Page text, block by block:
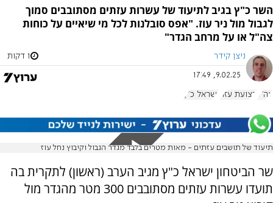
השר כ"ץ בגיב לתיעוד של עשרות עזתים מסתובבים סמוך
לגבול מול ניר עוז. "אפס סובלנות לכל מי שיאיים על כוחות
צה"ל או על מרחב הגדר"
ניצן קידר 1 דקות
9.02.25, 17:49
צה"ל רצועת עזה ישראל כ"ץ
תיעוד של תושבים עזתים - מאות מטרים בלבד מגדר הגבול וקיבוץ נחל עוז
שר הביטחון ישראל כ"ץ מגיב הערב (ראשון) לתקרית בה
תועדו עשרות עזתים מסתובבים 300 מטר מהגדר מול